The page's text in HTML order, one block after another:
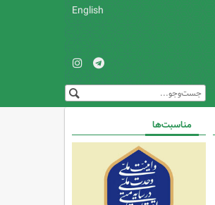
English
مناسبت‌ها